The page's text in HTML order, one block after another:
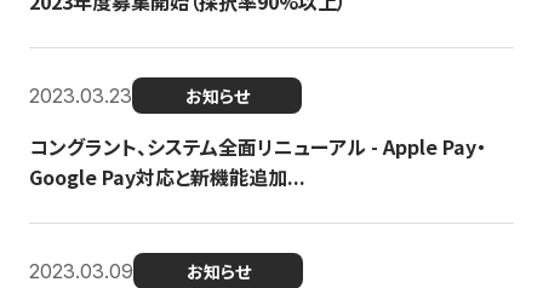
2023.03.23 お知らせ
コングラント、システム全面リニューアル - Apple Pay・
Google Pay対応と新機能追加...
2023.03.09 お知らせ